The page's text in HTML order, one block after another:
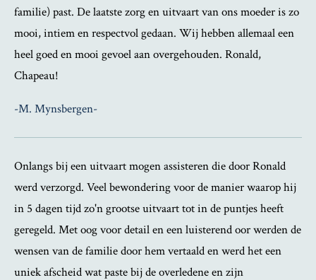
familie) past. De laatste zorg en uitvaart van ons moeder is zo
mooi, intiem en respectvol gedaan. Wij hebben allemaal een
heel goed en mooi gevoel aan overgehouden. Ronald,
Chapeau!
-M. Mynsbergen-
Onlangs bij een uitvaart mogen assisteren die door Ronald
werd verzorgd. Veel bewondering voor de manier waarop hij
in 5 dagen tijd zo'n grootse uitvaart tot in de puntjes heeft
geregeld. Met oog voor detail en een luisterend oor werden de
wensen van de familie door hem vertaald en werd het een
uniek afscheid wat paste bij de overledene en zijn